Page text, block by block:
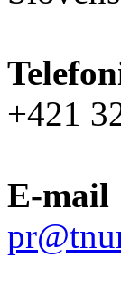
+421
E-mail